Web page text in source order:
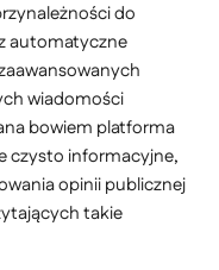
do
automatyczne
wiadomości
bowiem platforma
czysto informacyjne,
opinii publicznej
takie